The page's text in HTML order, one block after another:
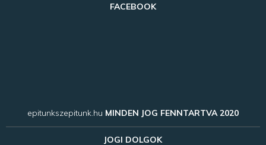
FACEBOOK
epitunkszepitunk.hu MINDEN JOG FENNTARTVA 2020
JOGI DOLGOK